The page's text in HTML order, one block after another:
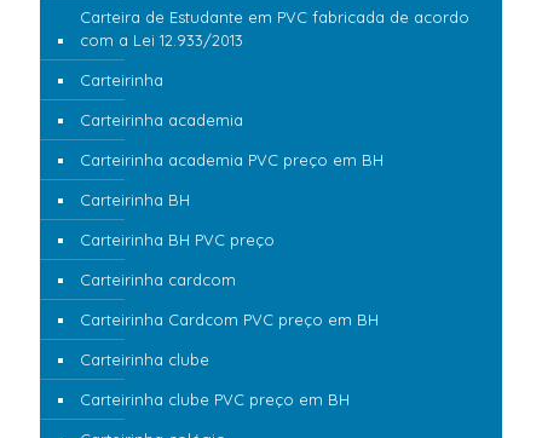
Carteira de Estudante em PVC fabricada de acordo
com a Lei 12.933/2013
Carteirinha
Carteirinha academia
Carteirinha academia PVC preço em BH
Carteirinha BH
Carteirinha BH PVC preço
Carteirinha cardcom
Carteirinha Cardcom PVC preço em BH
Carteirinha clube
Carteirinha clube PVC preço em BH